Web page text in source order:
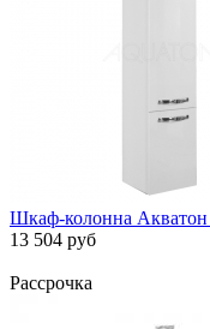
Шкаф-колонна Акватон
13 504 руб
Рассрочка